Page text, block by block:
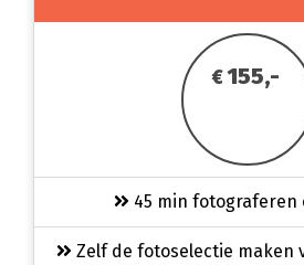
€155,-
45 min fotograferen
Zelf de fotoselectie maken